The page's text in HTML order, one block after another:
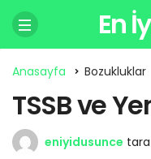
En
Anasayfa Bozukluklar
TSSB ve
eniyidusunce